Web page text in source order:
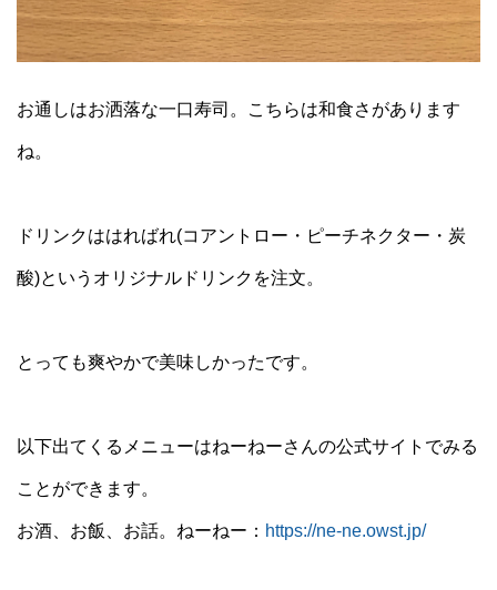
お通しはお洒落な一口寿司。こちらは和食さがあります
ね。
ドリンクははればれ(コアントロー・ピーチネクター・炭
酸)というオリジナルドリンクを注文。
とっても爽やかで美味しかったです。
以下出てくるメニューはねーねーさんの公式サイトでみる
ことができます。
お酒、お飯、お話。ねーねー： https://ne-ne.owst.jp/